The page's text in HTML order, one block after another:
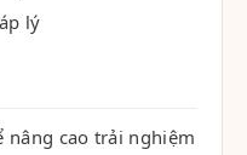
lý
nâng cao trải nghiệm